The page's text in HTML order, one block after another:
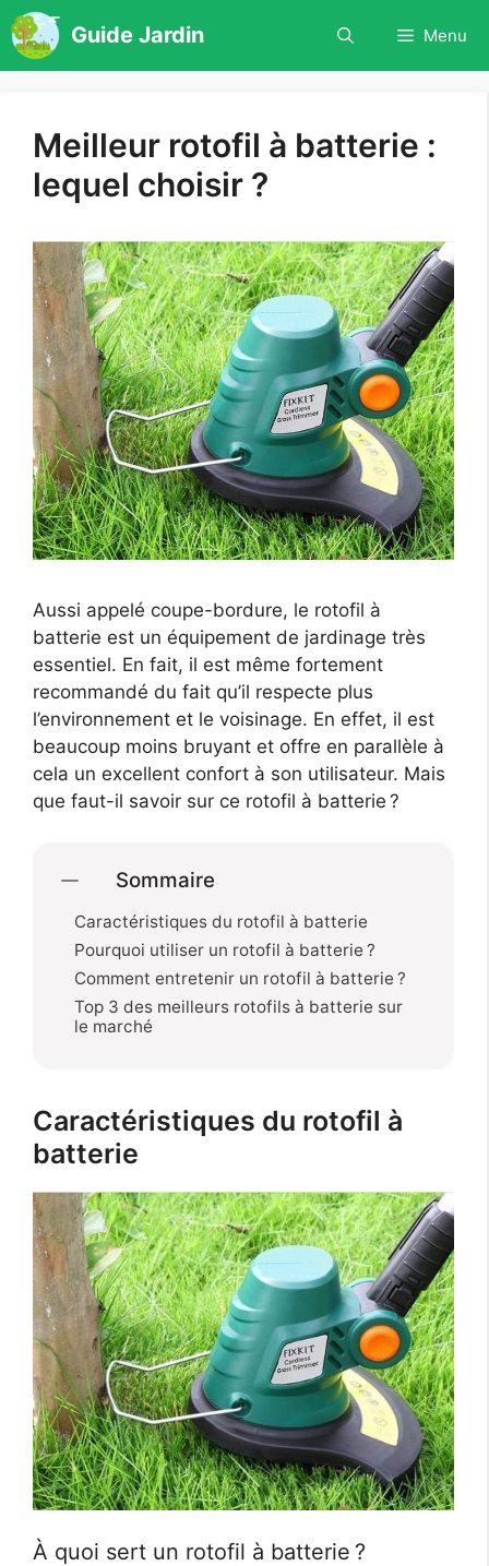
Aller
au
contenu
Guide Jardin Menu
Meilleur rotofil à batterie :
lequel choisir ?
Aussi appelé coupe-bordure, le rotofil à
batterie est un équipement de jardinage très
essentiel. En fait, il est même fortement
recommandé du fait qu’il respecte plus
l’environnement et le voisinage. En effet, il est
beaucoup moins bruyant et offre en parallèle à
cela un excellent confort à son utilisateur. Mais
que faut-il savoir sur ce rotofil à batterie ?
Sommaire
Caractéristiques du rotofil à batterie
Pourquoi utiliser un rotofil à batterie ?
Comment entretenir un rotofil à batterie ?
Top 3 des meilleurs rotofils à batterie sur
le marché
Caractéristiques du rotofil à
batterie
À quoi sert un rotofil à batterie ?